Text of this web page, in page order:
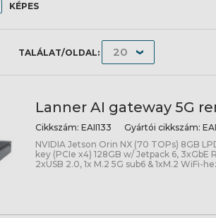
KÉPES
TALÁLAT/OLDAL:
Lanner AI gateway 5G
Cikkszám: EAII133 Gyártói cikkszám:
NVIDIA Jetson Orin NX (70 TOPs) 8GB
key (PCIe x4) 128GB w/ Jetpack 6, 3xGbE
2xUSB 2.0, 1x M.2 5G sub6 & 1xM.2 WiFi-